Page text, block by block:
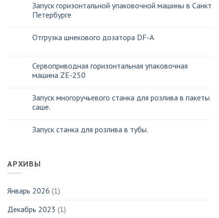
Запуск горизонтальной упаковочной машины в Санкт
Петербурге
Отгрузка шнекового дозатора DF-A
Сервоприводная горизонтальная упаковочная
машина ZE-250
Запуск многоручьевого станка для розлива в пакеты
саше.
Запуск станка для розлива в тубы.
АРХИВЫ
Январь 2026 (1)
Декабрь 2023 (1)